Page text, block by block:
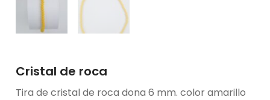
Cristal de roca
Tira de cristal de roca dona 6 mm. color amarillo